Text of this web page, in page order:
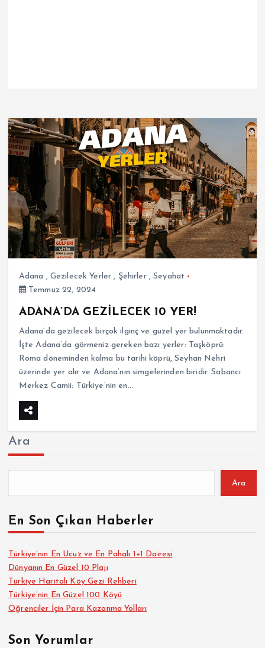
Adana , Gezilecek Yerler , Şehirler,Seyahat
Temmuz 22, 2024
ADANA’DA GEZİLECEK 10 YER!
Adana’da gezilecek birçok ilginç ve güzel yer bulunmaktadır.
İşte Adana’da görmeniz gereken bazı yerler: Taşköprü:
Roma döneminden kalma bu tarihi köprü, Seyhan Nehri
üzerinde yer alır ve Adana’nın simgelerinden biridir. Sabancı
Merkez Camii: Türkiye’nin en…
Ara
Ara
En Son Çıkan Haberler
Türkiye’nin En Ucuz ve En Pahalı 1+1 Dairesi
Dünyanın En Güzel 10 Plajı
Türkiye Haritalı Köy Gezi Rehberi
Türkiye’nin En Güzel 100 Köyü
Öğrenciler İçin Para Kazanma Yolları
Son Yorumlar